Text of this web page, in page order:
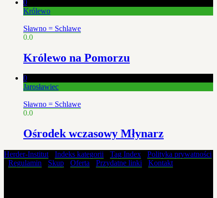
0
Królewo
Sławno = Schlawe
0.0
Królewo na Pomorzu
0
Jarosławiec
Sławno = Schlawe
0.0
Ośrodek wczasowy Młynarz
Herder-Institut Indeks kategorii Tag Index
Polityka prywatności
Regulamin Skup Oferta Przydatne linki Kontakt